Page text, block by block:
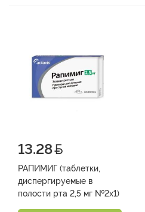
13.28
РАПИМИГ (таблетки,
диспергируемые в
полости рта 2,5 мг №2х1)